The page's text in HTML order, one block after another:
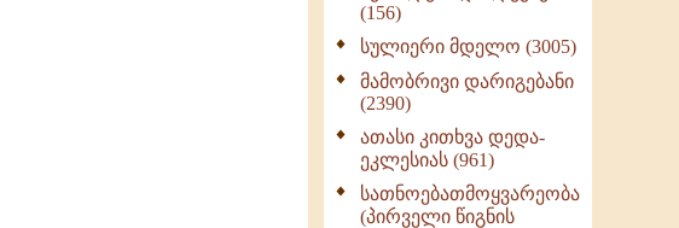
(156)
სულიერი მდელო (3005)
მამობრივი დარიგებანი
(2390)
ათასი კითხვა დედა-
ეკლესიას (961)
სათნოებათმოყვარეობა
(პირველი წიგნის